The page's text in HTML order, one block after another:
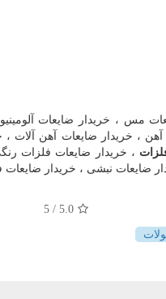
مس ، خریدار ضایعات
، خریدار ضایعات آهن آلات ،
، خریدار ضایعات فلزات
ضایعات فولاد ، 09126547974 ، خریدار
5.0
/ 5